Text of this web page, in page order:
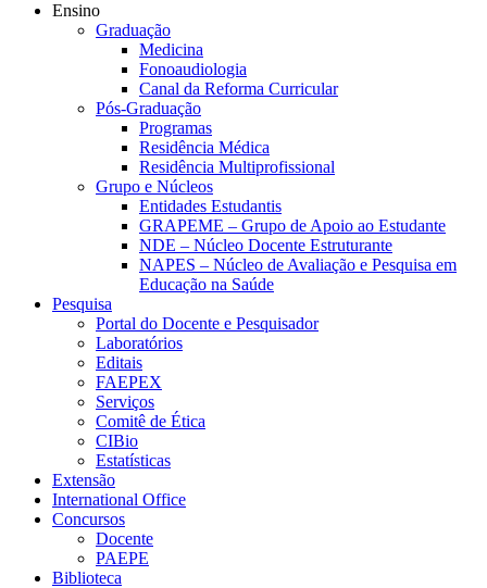
Ensino
Graduação
Medicina
Fonoaudiologia
Canal da Reforma Curricular
Pós-Graduação
Programas
Residência Médica
Residência Multiprofissional
Grupo e Núcleos
Entidades Estudantis
GRAPEME – Grupo de Apoio ao Estudante
NDE – Núcleo Docente Estruturante
NAPES – Núcleo de Avaliação e Pesquisa em
Educação na Saúde
Pesquisa
Portal do Docente e Pesquisador
Laboratórios
Editais
FAEPEX
Serviços
Comitê de Ética
CIBio
Estatísticas
Extensão
International Office
Concursos
Docente
PAEPE
Biblioteca